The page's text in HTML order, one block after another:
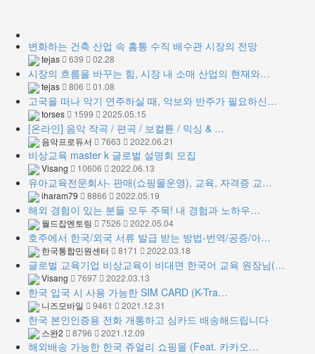
변화하는 건축 산업 속 홈통 수직 배수관 시장의 전망
tejas 639 02.28
시장의 흐름을 바꾸는 힘, 시장 내 소매 산업의 현재와…
tejas 806 01.08
고국을 떠나 악기 연주하실 때, 악보와 반주가 필요하신…
torses 1599 2025.05.15
[온라인] 음악 작곡 / 편곡 / 보컬튠 / 믹싱 & …
음악프로듀서 7663 2022.06.21
비상교육 master k 글로벌 설명회 모집
Visang 10606 2022.06.13
유아교육전문회사- 판매(쇼핑몰운영), 교육, 자격증 교…
iharam79 8866 2022.05.19
해외 경험이 있는 분들 모두 주목! 내 경험과 노하우…
월드잡멘토링 7526 2022.05.04
호주에서 한국/외국 서류 발급 받는 방법-번역/공증/아…
한국통합민원센터 8171 2022.03.18
글로벌 교육기업 비상교육이 비대면 한국어 교육 원장님(…
Visang 7697 2022.03.13
한국 입국 시 사용 가능한 SIM CARD (K-Tra…
니즈모바일 9461 2021.12.31
한국 본인인증용 전화 개통하고 심카드 배송해드립니다
스완2 8796 2021.12.09
해외배송 가능한 한국 쥬얼리 쇼핑몰 (Feat. 카카오…